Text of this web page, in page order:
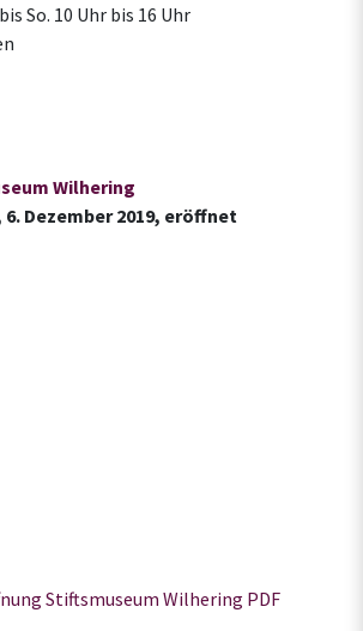
So. 10 Uhr bis 16 Uhr
Wilhering
Dezember 2019, eröffnet
Stiftsmuseum Wilhering PDF